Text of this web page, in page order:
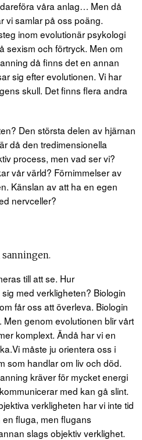
våra anlag… Men då
vi samlar på oss poäng.
inom evolutionär psykologi
sexism och förtryck. Men om
då finns det en annan
sig efter evolutionen. Vi har
skull. Det finns flera andra
Den största delen av hjärnan
då den tredimensionella
process, men vad ser vi?
vår värld? Förnimmelser av
Känslan av att ha en egen
nervceller?
till att se. Hur
med verkligheten? Biologin
får oss att överleva. Biologin
genom evolutionen blir vårt
komplext. Ändå har vi en
måste ju orientera oss i
som handlar om liv och död.
kräver för mycket energi
med kan gå slint.
verkligheten har vi inte tid
fluga, men flugans
slags objektiv verklighet.